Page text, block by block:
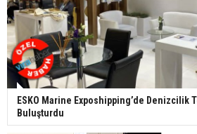
ESKO Marine Exposhipping’de Denizcilik
Buluşturdu